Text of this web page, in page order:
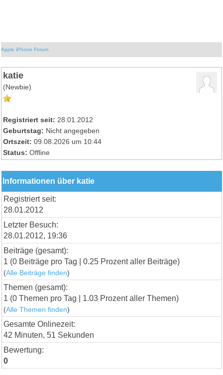
Apple iPhone Forum
katie
(Newbie)
Registriert seit: 28.01.2012
Geburtstag: Nicht angegeben
Ortszeit: 09.08.2026 um 10:44
Status: Offline
Informationen über katie
Registriert seit:
28.01.2012
Letzter Besuch:
28.01.2012, 19:36
Beiträge (gesamt):
1 (0 Beiträge pro Tag | 0.25 Prozent aller Beiträge)
(Alle Beiträge finden)
Themen (gesamt):
1 (0 Themen pro Tag | 1.03 Prozent aller Themen)
(Alle Themen finden)
Gesamte Onlinezeit:
42 Minuten, 51 Sekunden
Bewertung:
0